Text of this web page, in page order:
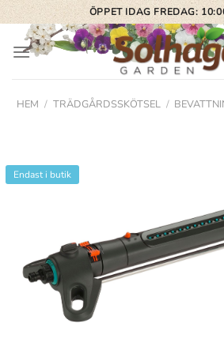
Skip
to
content
ÖPPET IDAG FREDAG:
HEM / TRÄDGÅRDSSKÖTSEL /
Endast i butik